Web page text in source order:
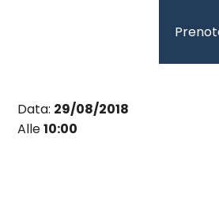
Data: 29/08/2018
Alle10:00